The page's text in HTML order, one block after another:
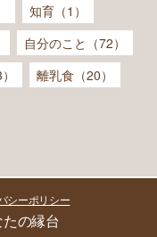
知育（1）
自分のこと（72）
離乳食（20）
シーポリシー
の縁台